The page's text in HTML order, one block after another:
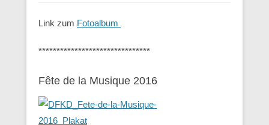
Link zum Fotoalbum
*******************************
Fête de la Musique 2016